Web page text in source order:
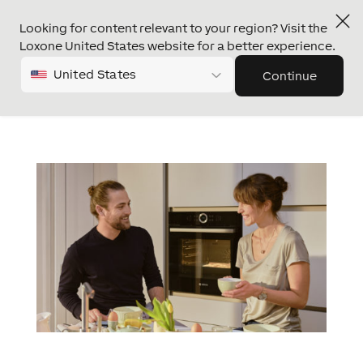
Looking for content relevant to your region? Visit the
Loxone United States website for a better experience.
United States Continue